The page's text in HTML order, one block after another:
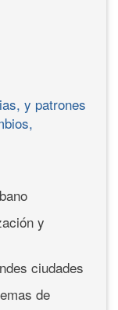
y patrones
y
ciudades
de